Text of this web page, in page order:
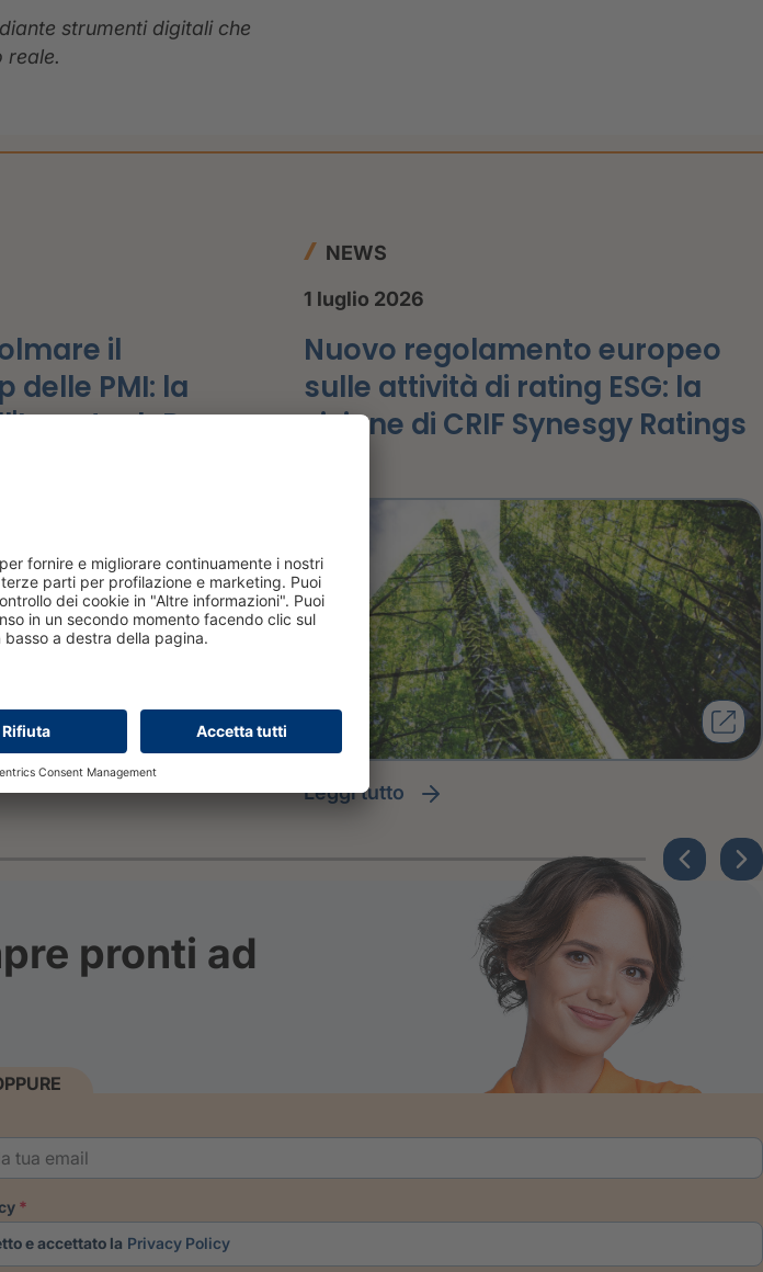
strumenti digitali che
reale.
il
delle PMI: la
Day
NEWS
1 luglio 2026
Nuovo regolamento europeo
sulle attività di rating ESG: la
visione di CRIF Synesgy Ratings
leggi tutto
pronti ad
e accettato la Privacy Policy